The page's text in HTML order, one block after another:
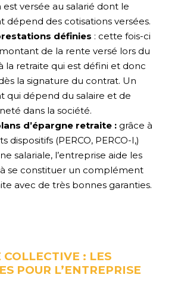
est versée au salarié dont le
dépend des cotisations versées.
définies : cette fois-ci
montant de la rente versé lors du
la retraite qui est défini et donc
la signature du contrat. Un
qui dépend du salaire et de
dans la société.
d’épargne retraite : grâce à
dispositifs (PERCO, PERCO-I,)
salariale, l’entreprise aide les
à se constituer un complément
avec de très bonnes garanties.
COLLECTIVE : LES
POUR L’ENTREPRISE